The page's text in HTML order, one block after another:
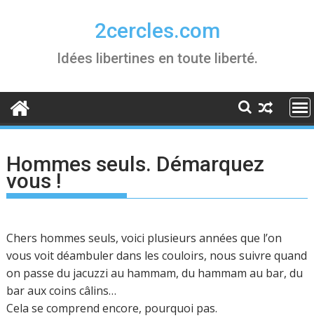
2cercles.com
Idées libertines en toute liberté.
Hommes seuls. Démarquez
vous !
Chers hommes seuls, voici plusieurs années que l’on
vous voit déambuler dans les couloirs, nous suivre quand
on passe du jacuzzi au hammam, du hammam au bar, du
bar aux coins câlins…
Cela se comprend encore, pourquoi pas.